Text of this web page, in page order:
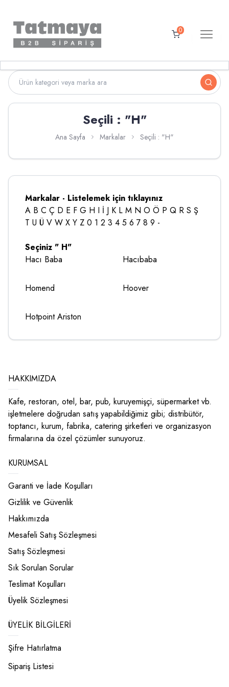
0
Seçili : "H"
Ana Sayfa Markalar Seçili : "H"
Markalar - Listelemek için tıklayınız
A B C Ç D E F G H I İ J K L M N O Ö P Q R S Ş
T U Ü V W X Y Z 0 1 2 3 4 5 6 7 8 9 -
Seçiniz " H"
Hacı Baba
Hacıbaba
Homend Hoover
Hotpoint Ariston
HAKKIMIZDA
Kafe, restoran, otel, bar, pub, kuruyemişçi, süpermarket vb.
işletmelere doğrudan satış yapabildiğimiz gibi; distribütör,
toptancı, kurum, fabrika, catering şirketleri ve organizasyon
firmalarına da özel çözümler sunuyoruz.
KURUMSAL
Garanti ve İade Koşulları
Gizlilik ve Güvenlik
Hakkımızda
Mesafeli Satış Sözleşmesi
Satış Sözleşmesi
Sık Sorulan Sorular
Teslimat Koşulları
Üyelik Sözleşmesi
ÜYELIK BILGILERI
Şifre Hatırlatma
Sipariş Listesi